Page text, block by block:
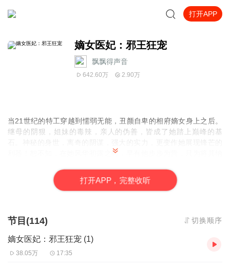
打开APP
嫡女医妃：邪王狂宠
飘飘得声音
642.60万 2.90万
当21世纪的特工穿越到懦弱无能，丑颜自卑的相府嫡女身上之后。
继母的阴狠，姐妹的毒辣，亲人的伪善，皆成了她踏上巅峰的基
利器！恕不知，在她风华初露之时，早有他步步为营，只为将其纳
问。“啊！”正准备离家出走的绝色女子闻言脚底一滑，险些摔倒在
地。“看来王妃的精力还很好，既然如此，咱们的‘训练’有待加
相府嫡女身上之后。继母的阴狠，姐妹的毒辣，亲人的伪善，皆成
了她踏上巅峰的基石。....
打开APP，完整收听
节目(114) 切换顺序
嫡女医妃：邪王狂宠 (1)
38.05万 17:35